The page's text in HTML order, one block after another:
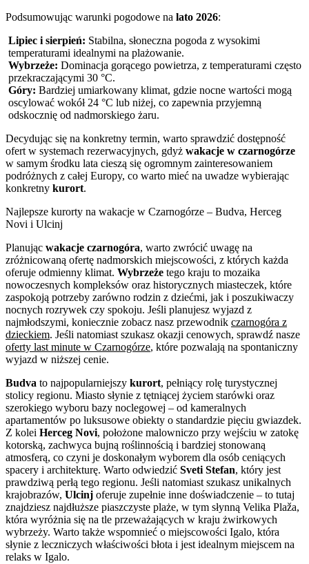
Podsumowując warunki pogodowe na lato 2026:
Lipiec i sierpień: Stabilna, słoneczna pogoda z wysokimi
temperaturami idealnymi na plażowanie.
Wybrzeże: Dominacja gorącego powietrza, z temperaturami często
przekraczającymi 30 °C.
Góry: Bardziej umiarkowany klimat, gdzie nocne wartości mogą
oscylować wokół 24 °C lub niżej, co zapewnia przyjemną
odskocznię od nadmorskiego żaru.
Decydując się na konkretny termin, warto sprawdzić dostępność
ofert w systemach rezerwacyjnych, gdyż wakacje w czarnogórze
w samym środku lata cieszą się ogromnym zainteresowaniem
podróżnych z całej Europy, co warto mieć na uwadze wybierając
konkretny kurort.
Najlepsze kurorty na wakacje w Czarnogórze – Budva, Herceg
Novi i Ulcinj
Planując wakacje czarnogóra, warto zwrócić uwagę na
zróżnicowaną ofertę nadmorskich miejscowości, z których każda
oferuje odmienny klimat. Wybrzeże tego kraju to mozaika
nowoczesnych kompleksów oraz historycznych miasteczek, które
zaspokoją potrzeby zarówno rodzin z dziećmi, jak i poszukiwaczy
nocnych rozrywek czy spokoju. Jeśli planujesz wyjazd z
najmłodszymi, koniecznie zobacz nasz przewodnik czarnogóra z
dzieckiem. Jeśli natomiast szukasz okazji cenowych, sprawdź nasze
oferty last minute w Czarnogórze, które pozwalają na spontaniczny
wyjazd w niższej cenie.
Budva to najpopularniejszy kurort, pełniący rolę turystycznej
stolicy regionu. Miasto słynie z tętniącej życiem starówki oraz
szerokiego wyboru bazy noclegowej – od kameralnych
apartamentów po luksusowe obiekty o standardzie pięciu gwiazdek.
Z kolei Herceg Novi, położone malowniczo przy wejściu w zatokę
kotorską, zachwyca bujną roślinnością i bardziej stonowaną
atmosferą, co czyni je doskonałym wyborem dla osób ceniących
spacery i architekturę. Warto odwiedzić Sveti Stefan, który jest
prawdziwą perłą tego regionu. Jeśli natomiast szukasz unikalnych
krajobrazów, Ulcinj oferuje zupełnie inne doświadczenie – to tutaj
znajdziesz najdłuższe piaszczyste plaże, w tym słynną Velika Plaža,
która wyróżnia się na tle przeważających w kraju żwirkowych
wybrzeży. Warto także wspomnieć o miejscowości Igalo, która
słynie z leczniczych właściwości błota i jest idealnym miejscem na
relaks w Igalo.